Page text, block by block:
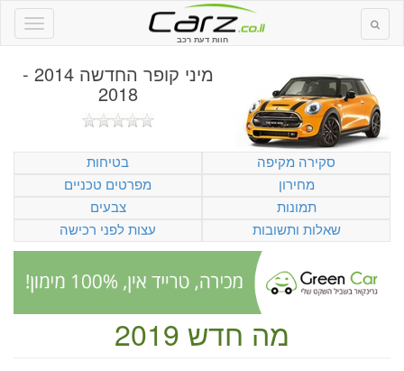
חוות דעת רכב
מיני קופר החדשה 2014 -
2018
סקירה מקיפה
בטיחות
מחירון
מפרטים טכניים
תמונות
צבעים
שאלות ותשובות
עצות לפני רכישה
מה חדש 2019